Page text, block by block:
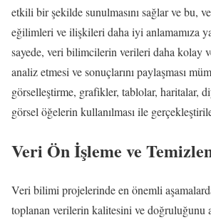
etkili bir şekilde sunulmasını sağlar ve bu,
eğilimleri ve ilişkileri daha iyi anlamamıza
sayede, veri bilimcilerin verileri daha kolay
analiz etmesi ve sonuçlarını paylaşması
görselleştirme, grafikler, tablolar, haritalar,
görsel öğelerin kullanılması ile
Veri Ön İşleme ve
Veri bilimi projelerinde en önemli
toplanan verilerin kalitesini ve doğruluğunu